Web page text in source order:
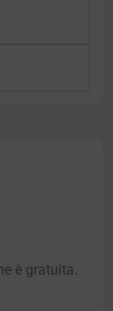
è gratuita.